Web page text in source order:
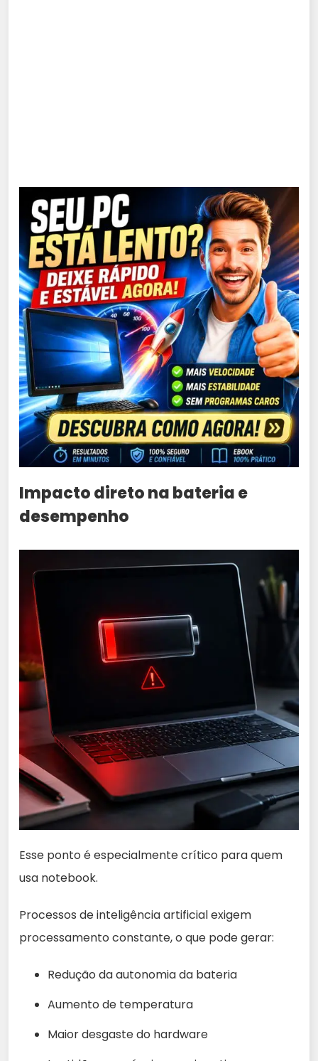
Impacto direto na bateria e
desempenho
Esse ponto é especialmente crítico para quem
usa notebook.
Processos de inteligência artificial exigem
processamento constante, o que pode gerar:
Redução da autonomia da bateria
Aumento de temperatura
Maior desgaste do hardware